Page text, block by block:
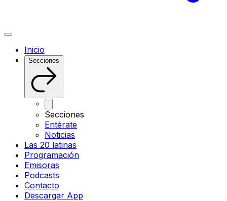
Inicio
Secciones
Secciones
Entérate
Noticias
Las 20 latinas
Programación
Emisoras
Podcasts
Contacto
Descargar App